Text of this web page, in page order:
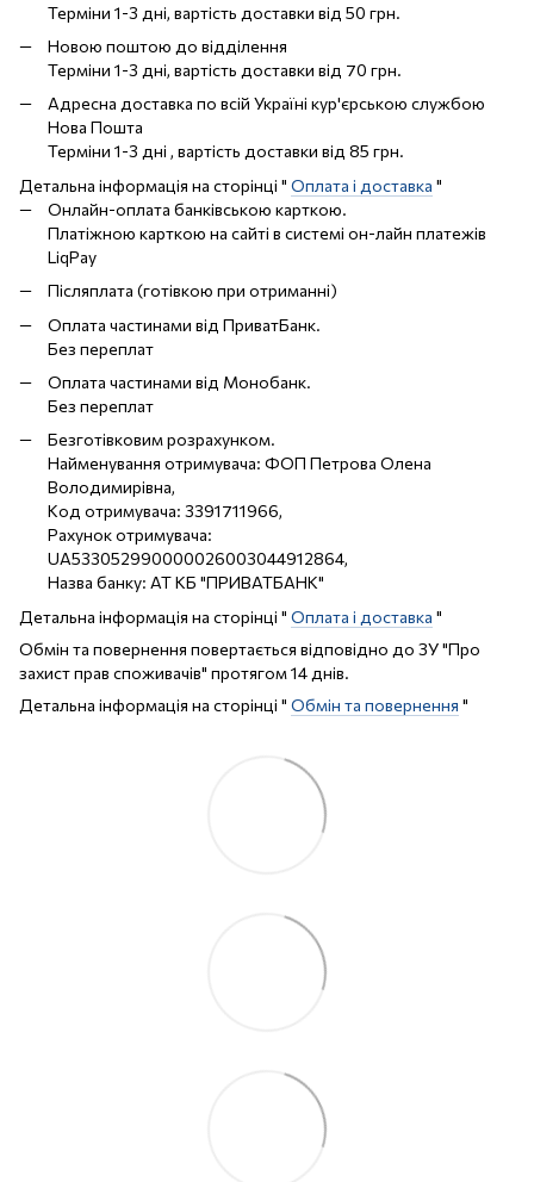
Терміни 1-3 дні, вартість доставки від 50 грн.
Новою поштою до відділення
Терміни 1-3 дні, вартість доставки від 70 грн.
Адресна доставка по всій Україні кур'єрською службою
Нова Пошта
Терміни 1-3 дні , вартість доставки від 85 грн.
Детальна інформація на сторінці " Оплата і доставка "
Онлайн-оплата банківською карткою.
Платіжною карткою на сайті в системі он-лайн платежів
LiqPay
Післяплата (готівкою при отриманні)
Оплата частинами від ПриватБанк.
Без переплат
Оплата частинами від Монобанк.
Без переплат
Безготівковим розрахунком.
Найменування отримувача: ФОП Петрова Олена
Володимирівна,
Код отримувача: 3391711966,
Рахунок отримувача:
UA533052990000026003044912864,
Назва банку: АТ КБ "ПРИВАТБАНК"
Детальна інформація на сторінці " Оплата і доставка "
Обмін та повернення повертається відповідно до ЗУ "Про
захист прав споживачів" протягом 14 днів.
Детальна інформація на сторінці " Обмін та повернення "